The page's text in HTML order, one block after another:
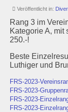
Kalender
Veröffentlicht in:
Rang 3 im
Kategorie A, mit
250.-!
Beste
Luthiger und
FRS-2023-
FRS-2023-
FRS-2023-
FRS-2023-